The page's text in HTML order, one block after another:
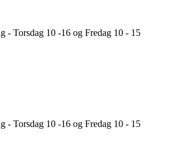
- Torsdag 10 -16 og Fredag 10 - 15
- Torsdag 10 -16 og Fredag 10 - 15